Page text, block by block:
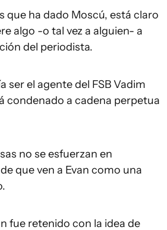
que ha dado Moscú, está claro
algo -o tal vez a alguien- a
del periodista.
ser el agente del FSB Vadim
condenado a cadena perpetua
no se esfuerzan en
que ven a Evan como una
fue retenido con la idea de